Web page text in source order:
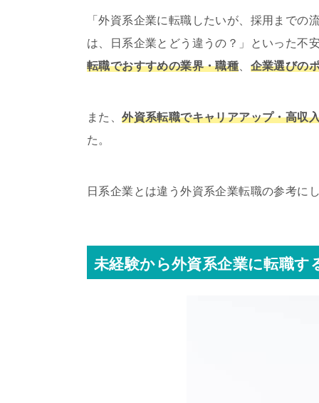
「外資系企業に転職したいが、採用まで
は、日系企業とどう違うの？」といった不
転職でおすすめの業界・職種
企業選びの
また、外資系転職でキャリアアップ・高収
た。
日系企業とは違う外資系企業転職の参考に
未経験から外資系企業に転職す